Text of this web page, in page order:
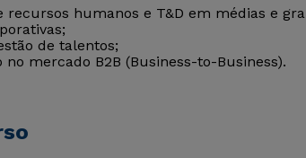
recursos humanos e T&D em médias e
de talentos;
no mercado B2B (Business-to-Business).